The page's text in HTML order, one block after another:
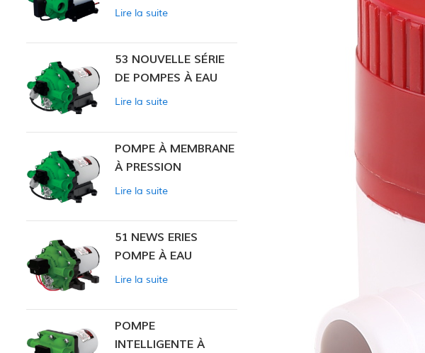
constante 53
Lire la suite
53 NOUVELLE SÉRIE
DE POMPES À EAU
Lire la suite
POMPE À MEMBRANE
À PRESSION
CONSTANTE
Lire la suite
51 NEWS ERIES
POMPE À EAU
Lire la suite
POMPE
INTELLIGENTE À